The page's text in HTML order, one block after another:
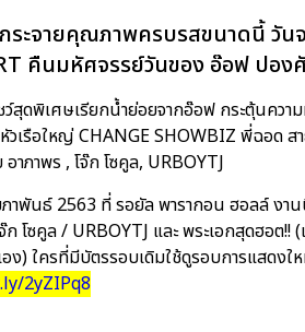
ระจายคุณภาพครบรสขนาดนี้ วัน
คืนมหัศจรรย์วันของ อ๊อฟ ปอง
ว์สุดพิเศษเรียกน้ำย่อยจากอ๊อฟ กระตุ้นค
หัวเรือใหญ่ CHANGE SHOWBIZ พี่ฉอ
ภาพร , โจ๊ก โซคูล, URBOYTJ
พันธ์ 2563 ที่ รอยัล พารากอน ฮอลล์ งา
โซคูล / URBOYTJ และ พระเอกสุดฮอต!!
ง) ใครที่มีบัตรรอบเดิมใช้ดูรอบการแสดงใ
2yZIPq8